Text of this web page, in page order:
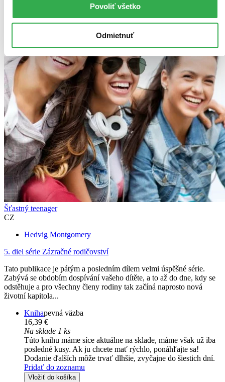
Povoliť všetko
Odmietnuť
Šťastný teenager
CZ
Hedvig Montgomery
5. diel série Zázračné rodičovství
Tato publikace je pátým a posledním dílem velmi úspěšné série.
Zabývá se obdobím dospívání vašeho dítěte, a to až do dne, kdy se
odstěhuje a pro všechny členy rodiny tak začíná naprosto nová
životní kapitola...
Knihapevná väzba
16,39 €
Na sklade 1 ks
Túto knihu máme síce aktuálne na sklade, máme však už iba
posledné kusy. Ak ju chcete mať rýchlo, ponáhľajte sa!
Dodanie ďalších môže trvať dlhšie, zvyčajne do šiestich dní.
Pridať do zoznamu
Vložiť do košíka